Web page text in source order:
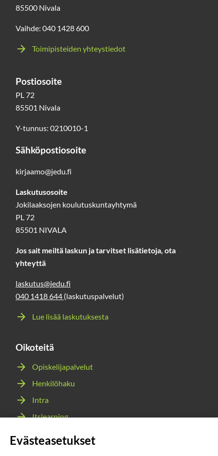
85500 Nivala
Vaihde: 040 1428 600
Toimipisteiden yhteystiedot
Postiosoite
PL 72
85501 Nivala
Y-tunnus: 0210010-1
Sähköpostiosoite
kirjaamo@jedu.fi
Laskutusosoite
Jokilaaksojen koulutuskuntayhtymä
PL 72
85501 NIVALA
Jos sait meiltä laskun ja tarvitset lisätietoja, ota
yhteyttä
laskutus@jedu.fi
040 1418 644 (laskutuspalvelut)
Lue lisää laskutuksesta
Oikoteitä
Opiskelijapalvelut
Henkilöhaku
Intra
Itslearning
Evästeasetukset